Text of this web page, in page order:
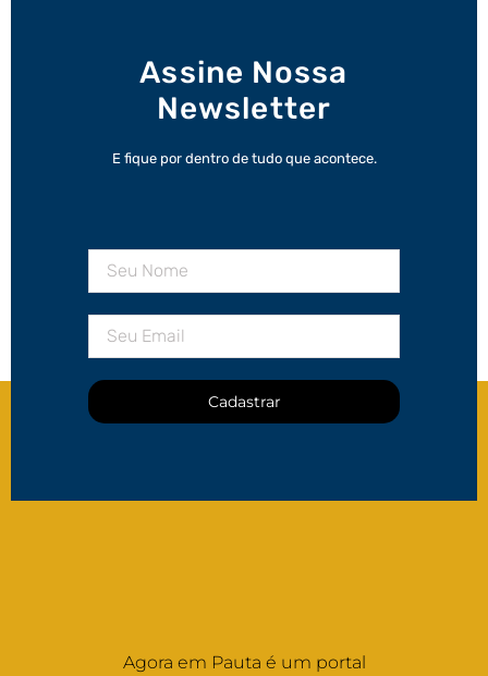
Assine Nossa
Newsletter
E fique por dentro de tudo que acontece.
Cadastrar
Agora em Pauta é um portal